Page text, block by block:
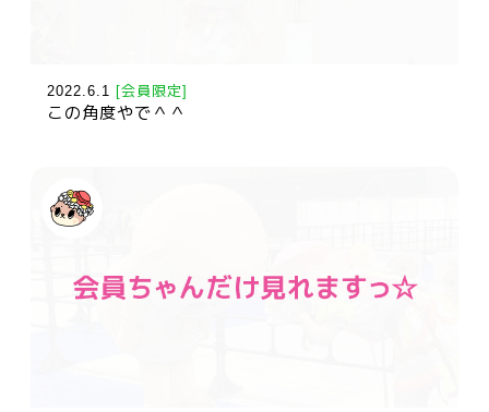
2022.6.1 [会員限定]
この角度やで＾＾